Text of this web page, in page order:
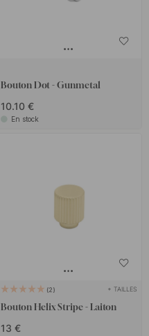
Bouton Dot - Gunmetal
10.10 €
En stock
2 + TAILLES
Bouton Helix Stripe - Laiton
13 €